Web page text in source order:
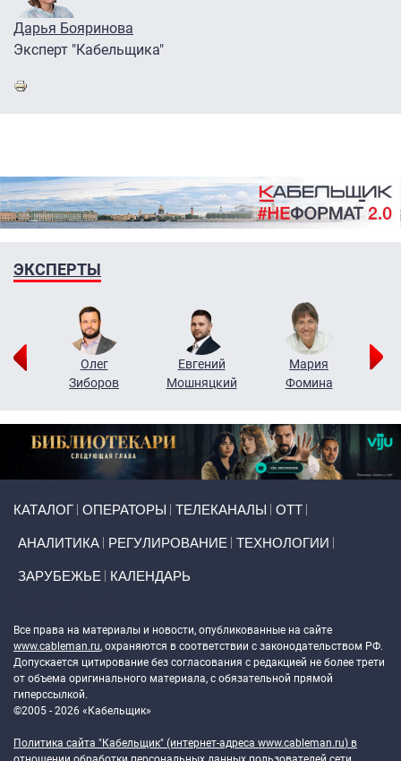
Дарья Бояринова
Эксперт "Кабельщика"
ЭКСПЕРТЫ
Олег
Зиборов
Евгений
Мошняцкий
Мария
Фомина
КАТАЛОГ ОПЕРАТОРЫ ТЕЛЕКАНАЛЫ ОТТ
АНАЛИТИКА РЕГУЛИРОВАНИЕ ТЕХНОЛОГИИ
ЗАРУБЕЖЬЕ КАЛЕНДАРЬ
Все права на материалы и новости, опубликованные на сайте
www.cableman.ru, охраняются в соответствии с законодательством РФ.
Допускается цитирование без согласования с редакцией не более трети
от объема оригинального материала, с обязательной прямой
гиперссылкой.
©2005 - 2026 «Кабельщик»
Политика сайта "Кабельщик" (интернет-адреса www.cableman.ru) в